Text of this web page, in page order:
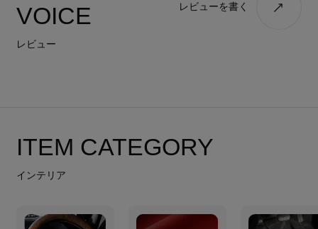
VOICE
レビュー
レビューを書く
ITEM CATEGORY
インテリア